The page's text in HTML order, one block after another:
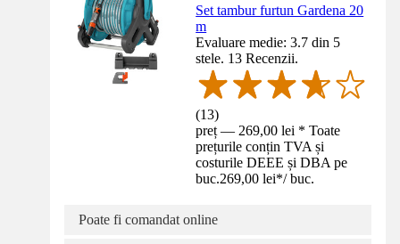
Set tambur furtun Gardena 20
m
Evaluare medie: 3.7 din 5
stele. 13 Recenzii.
(13)
preț — 269,00 lei * Toate
prețurile conțin TVA și
costurile DEEE și DBA pe
buc.269,00 lei*/ buc.
Poate fi comandat online